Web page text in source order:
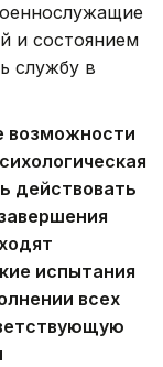
и состоянием
службу в
возможности
действовать
испытания
всех